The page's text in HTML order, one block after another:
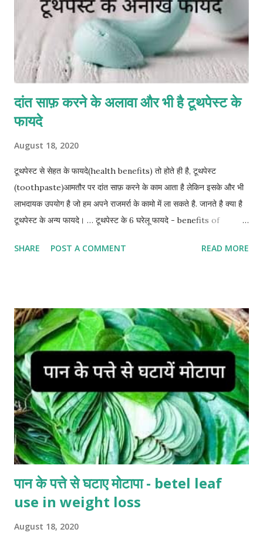
दांत साफ़ करने के अलावा और भी है टूथपेस्ट के
फायदे
August 18, 2020
टूथपेस्ट से सेहत के फायदे(health benefits) तो होते ही है, टूथपेस्ट
(toothpaste)आमतौर पर दांत साफ़ करने के काम आता है लेकिन इसके और भी
लाभदायक उपयोग है जो हम अपने राजमर्रा के कामो में ला सकते है. जानते है क्या है
टूथपेस्ट के अन्य फायदे। … टूथपेस्ट के 6 घरेलू फायदे - benefits of
burn - अगर त्वचा (skin) को कोई भाग जल गया है, और उसकी जलन कम नहीं
लगने वाली जगह पर थोड़ा-सा टूथपेस्ट लगाकर रखें और धो लें। इससे दाग पूरी तरह
से चला जाएगा। clean your table with toothpaste - अगर कांच की
टेबल पर चाय के कप रखने से निशान बन गए हों, तो उन्हें मिटाने के लिए टूथपेस्ट का
प्रयोग करें। निशान तुरंत साफ हो जाएंगे। remove smell from utensils
by toothpaste - घर में अगर दूध के बर्तनों में से महक हटानी हो, या बच्चों...
SHARE POST A COMMENT READ MORE
पान के पत्ते से घटाए मोटापा - betel leaf
use in weight loss
August 18, 2020